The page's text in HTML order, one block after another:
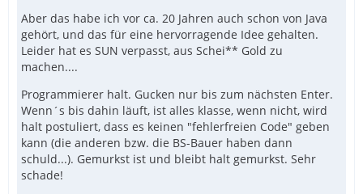
Aber das habe ich vor ca. 20 Jahren auch schon von Java
gehört, und das für eine hervorragende Idee gehalten.
Leider hat es SUN verpasst, aus Schei** Gold zu
machen....
Programmierer halt. Gucken nur bis zum nächsten Enter.
Wenn´s bis dahin läuft, ist alles klasse, wenn nicht, wird
halt postuliert, dass es keinen "fehlerfreien Code" geben
kann (die anderen bzw. die BS-Bauer haben dann
schuld...). Gemurkst ist und bleibt halt gemurkst. Sehr
schade!